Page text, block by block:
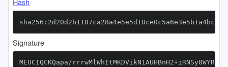
Signature
MEUCIQCKQapa/